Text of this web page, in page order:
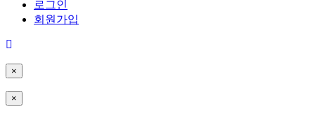
로그인
회원가입
×
×